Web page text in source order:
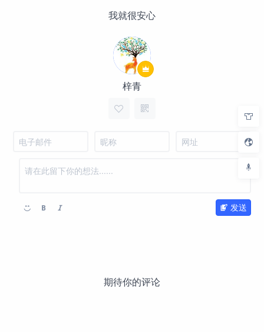
我就很安心
梓青
发送
期待你的评论